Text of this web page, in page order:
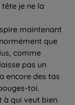
je ne la
maintenant
que
comme
pas un
encore des tas
toi.
à qui veut bien